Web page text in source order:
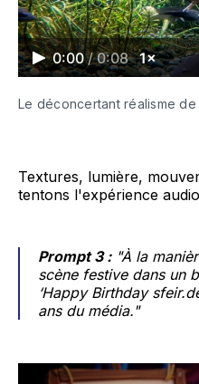
0:00 / 0:08 1×
Le déconcertant réalisme de
Textures, lumière,
tentons l'expérience
Prompt 3 :"À la
scène festive dans un
‘Happy Birthday
ans du média."